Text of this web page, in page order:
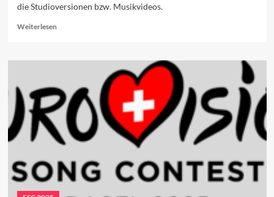
die Studioversionen bzw. Musikvideos.
WeiterlesenRead
Die
des
ESC